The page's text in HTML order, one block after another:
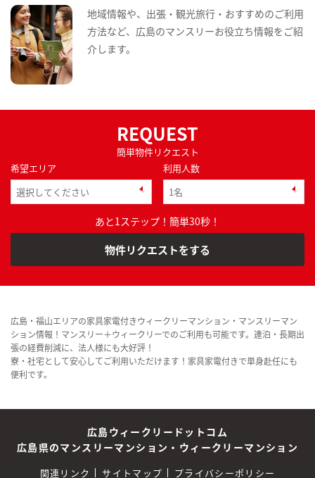
地域情報や、出張・観光旅行・おすすめのご利用
方法など、広島のマンスリーお役立ち情報をご紹
介します。
REQUEST
簡単物件リクエスト
希望エリア
利用人数
あと1ステップ！簡単30秒！
物件リクエストをする
広島・福山エリアの家具家電付きウィークリーマンション・マンスリーマン
ション情報！マンスリー＋ウィークリーでのご利用も可能です。連泊・長期出
張の経費削減に、法人様にも大好評！
寮・社宅として安心してご利用いただけます！家具家電付きで単身赴任にも
便利です。
広島ウィークリードットコム
広島県のマンスリーマンション・ウィークリーマンション
関連リンク サイトマップ プライバシーポリシー